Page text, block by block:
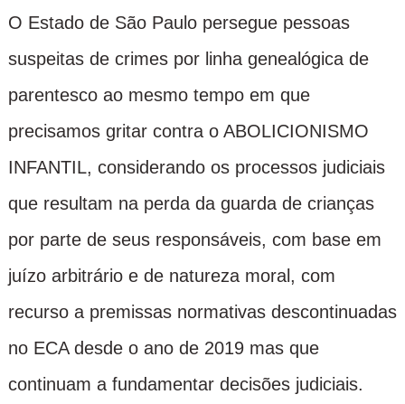
O Estado de São Paulo persegue pessoas
suspeitas de crimes por linha genealógica de
parentesco ao mesmo tempo em que
precisamos gritar contra o ABOLICIONISMO
INFANTIL, considerando os processos judiciais
que resultam na perda da guarda de crianças
por parte de seus responsáveis, com base em
juízo arbitrário e de natureza moral, com
recurso a premissas normativas descontinuadas
no ECA desde o ano de 2019 mas que
continuam a fundamentar decisões judiciais.